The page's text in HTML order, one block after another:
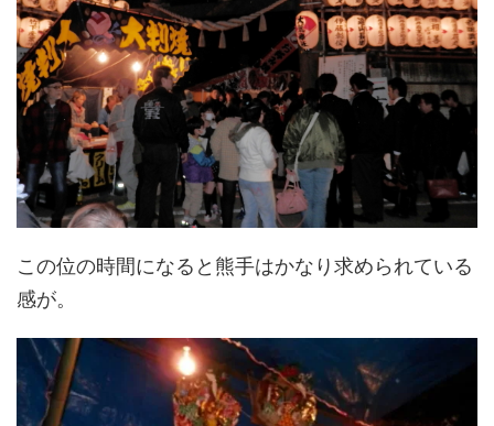
この位の時間になると熊手はかなり求められている
感が。